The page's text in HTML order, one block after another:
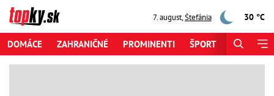
7. august,Štefánia 30 °C
DOMÁCE ZAHRANIČNÉ PROMINENTI ŠPORT